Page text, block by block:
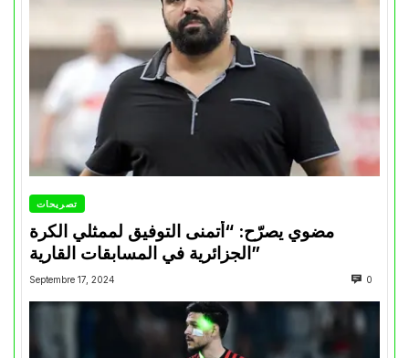
تصريحات
مضوي يصرّح: “أتمنى التوفيق لممثلي الكرة
الجزائرية في المسابقات القارية”
Septembre 17, 2024 0